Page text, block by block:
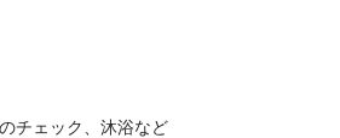
チェック、沐浴など